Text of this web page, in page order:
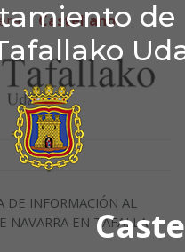
de
de
Castellano
DE INFORMACIÓN AL
NAVARRA EN TAFALLA